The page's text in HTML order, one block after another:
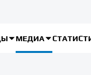
МЕДИА